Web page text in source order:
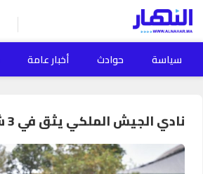
سياسة حوادث أخبار عامة
نادي الجيش الملكي يثق في 3 شبان